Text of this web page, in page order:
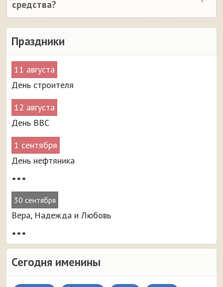
Праздники
11 августа
День строителя
12 августа
День ВВС
1 сентября
День нефтяника
•••
30 сентября
Вера, Надежда и Любовь
•••
Сегодня именины
средства?